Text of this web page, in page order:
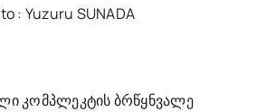
: Yuzuru SUNADA
კომპლეკტის ბრწყნვალე